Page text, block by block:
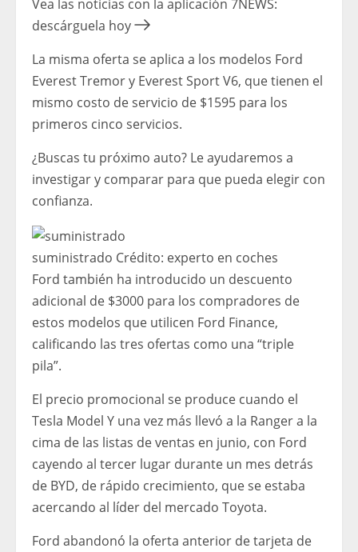
Vea las noticias con la aplicación 7NEWS:
descárguela hoy
La misma oferta se aplica a los modelos Ford
Everest Tremor y Everest Sport V6, que tienen el
mismo costo de servicio de $1595 para los
primeros cinco servicios.
¿Buscas tu próximo auto? Le ayudaremos a
investigar y comparar para que pueda elegir con
confianza.
suministrado Crédito: experto en coches
Ford también ha introducido un descuento
adicional de $3000 para los compradores de
estos modelos que utilicen Ford Finance,
calificando las tres ofertas como una “triple
pila”.
El precio promocional se produce cuando el
Tesla Model Y una vez más llevó a la Ranger a la
cima de las listas de ventas en junio, con Ford
cayendo al tercer lugar durante un mes detrás
de BYD, de rápido crecimiento, que se estaba
acercando al líder del mercado Toyota.
Ford abandonó la oferta anterior de tarjeta de